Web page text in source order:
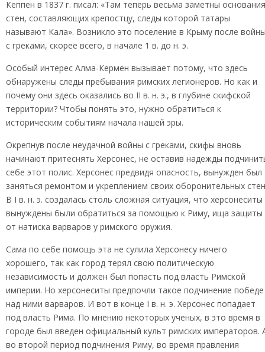
Кеппен в 1837 г. писал: «Там теперь весьма заметны основания
стен, составляющих крепостцу, следы которой татары
называют Кала». Возникло это поселение в Крыму после
с греками, скорее всего, в начале 1 в. до н. э.
Особый интерес Алма-Кермен вызывает потому, что здесь
обнаружены следы пребывания римских легионеров. Но как и
почему они здесь оказались во II в. н. э., в глубине скифской
территории? Чтобы понять это, нужно обратиться к
историческим событиям начала нашей эры.
Окрепнув после неудачной войны с греками, скифы вновь
начинают притеснять Херсонес, не оставив надежды
себе этот полис. Херсонес предвидя опасность, вынужден был
заняться ремонтом и укреплением своих оборонительных
В I в. н. э. создалась столь сложная ситуация, что херсонеситы
вынуждены были обратиться за помощью к Риму, ища защиты
от натиска варваров у римского оружия.
Сама по себе помощь эта не сулила Херсонесу ничего
хорошего, так как город терял свою политическую
независимость и должен был попасть под власть Римской
империи. Но херсонеситы предпочли такое подчинение победе
над ними варваров. И вот в конце I в. н. э. Херсонес попадает
под власть Рима. По мнению некоторых ученых, в это время в
городе был введен официальный культ римских императоров.
во второй период подчинения Риму, во время правления